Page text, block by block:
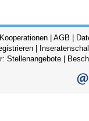
Kooperationen AGB
Stellenangebote